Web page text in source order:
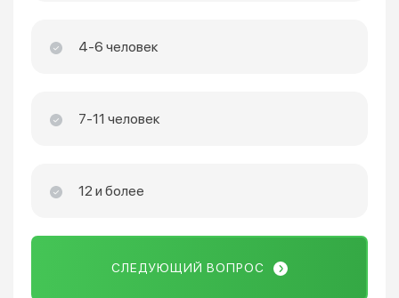
4-6 человек
7-11 человек
12 и более
СЛЕДУЮЩИЙ ВОПРОС